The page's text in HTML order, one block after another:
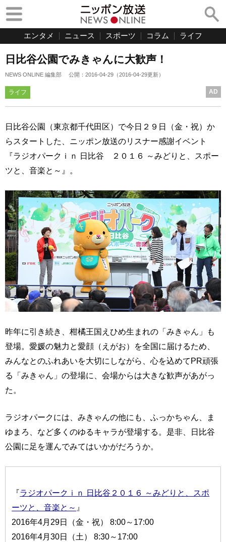
エンタメ ニュース スポーツ コラム ライフ
日比谷公園でみきゃんに大歓声！
NEWS ONLINE 編集部 公開： 2016-04-29 （2016-04-29更新）
ライフ AD
日比谷公園（東京都千代田区）で今日２９日（金・祝）か
らスタートした、ニッポン放送のリスナー感謝イベント
『ラジオパークｉｎ 日比谷 ２０１６ ～みどりと、スポー
ツと、音楽と～』。
昨年に引き続き、柑橘王国えひめ生まれの「みきゃん」も
登場。愛媛の魅力と愛顔（えがお）を全国に届けるため、
みんなとのふれあいを大切にしながら、心を込めてPR頑張
る「みきゃん」の登場に、会場からは大きな歓声があがっ
た。
ラジオパークには、みきゃんの他にも、ふっかちゃん、ま
ゆまろ、など多くのゆるキャラが登場する。是非、日比谷
公園に足を運んでみてはいかがだろうか。
『ラジオパークｉｎ 日比谷２０１６ ～みどりと、スポ
ーツと、音楽と～ 』
2016年4月29日（金・祝） 8:00～17:00
2016年4月30日（土） 8:30～17:00